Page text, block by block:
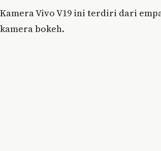
Kamera Vivo V19 ini terdiri dari
kamera bokeh.